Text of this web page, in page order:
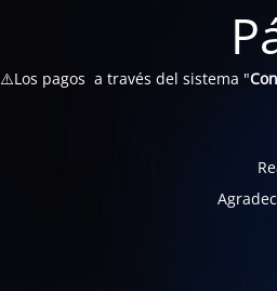
⚠️Los pagos a través del sistema "